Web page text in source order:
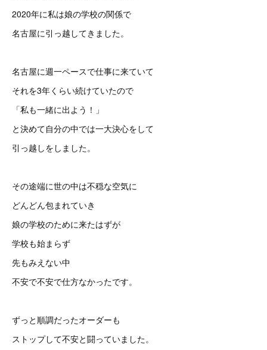
2020年に私は娘の学校の関係で
名古屋に引っ越してきました。
名古屋に週一ペースで仕事に来ていて
それを3年くらい続けていたので
「私も一緒に出よう！」
と決めて自分の中では一大決心をして
引っ越しをしました。
その途端に世の中は不穏な空気に
どんどん包まれていき
娘の学校のために来たはずが
学校も始まらず
先もみえない中
不安で不安で仕方なかったです。
ずっと順調だったオーダーも
ストップして不安と闘っていました。